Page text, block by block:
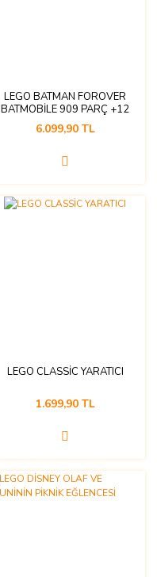
LEGO BATMAN FOROVER
BATMOBİLE 909 PARÇ +12
YAŞ
6.099,90 TL
LEGO CLASSİC YARATICI
1.699,90 TL